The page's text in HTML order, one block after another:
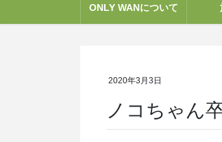
移
ONLY WANについて
2020年3月3日
ノコちゃん